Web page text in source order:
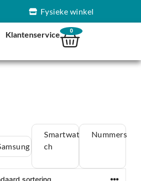
Fysieke winkel
Klantenservice 0
Smartwat
ch
Nummers